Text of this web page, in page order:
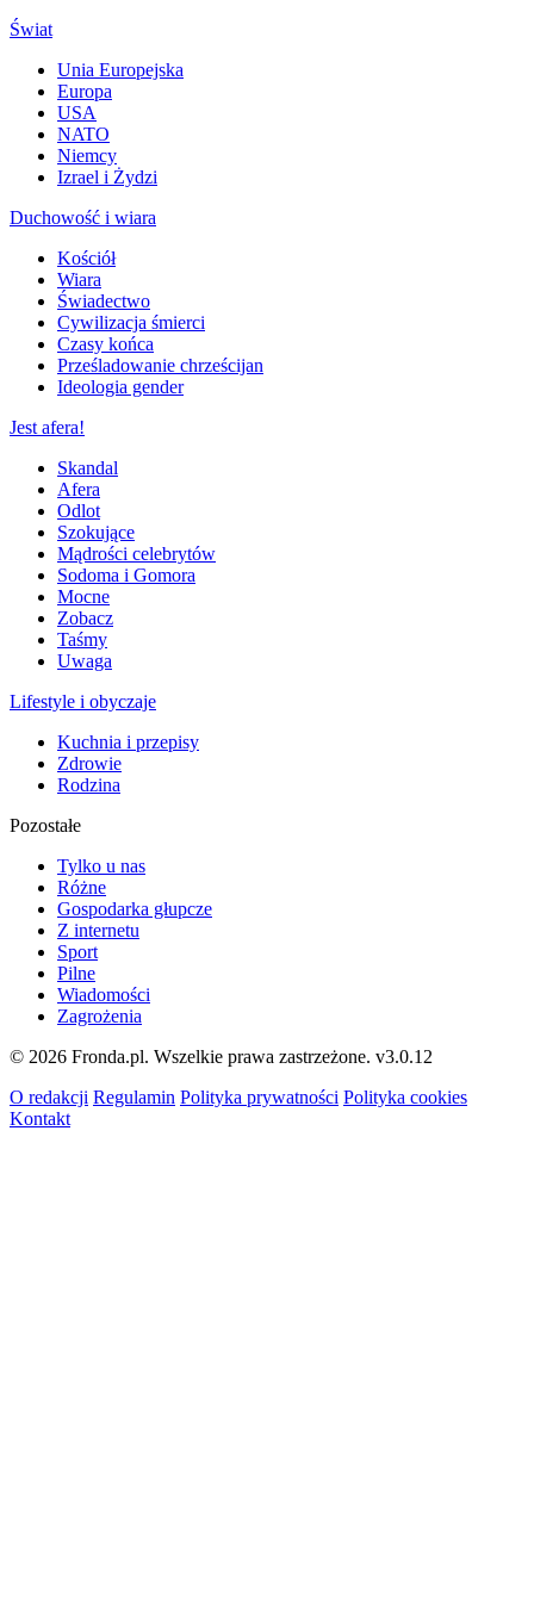
Świat
Unia Europejska
Europa
USA
NATO
Niemcy
Izrael i Żydzi
Duchowość i wiara
Kościół
Wiara
Świadectwo
Cywilizacja śmierci
Czasy końca
Prześladowanie chrześcijan
Ideologia gender
Jest afera!
Skandal
Afera
Odlot
Szokujące
Mądrości celebrytów
Sodoma i Gomora
Mocne
Zobacz
Taśmy
Uwaga
Lifestyle i obyczaje
Kuchnia i przepisy
Zdrowie
Rodzina
Pozostałe
Tylko u nas
Różne
Gospodarka głupcze
Z internetu
Sport
Pilne
Wiadomości
Zagrożenia
© 2026 Fronda.pl. Wszelkie prawa zastrzeżone. v3.0.12
O redakcji Regulamin Polityka prywatności Polityka cookies
Kontakt